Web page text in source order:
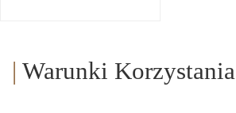
| Warunki Korzystania